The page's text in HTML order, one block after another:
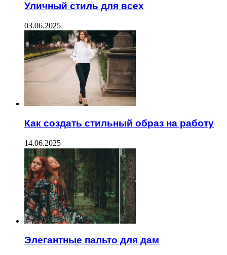
Уличный стиль для всех
03.06.2025
Как создать стильный образ на работу
14.06.2025
Элегантные пальто для дам